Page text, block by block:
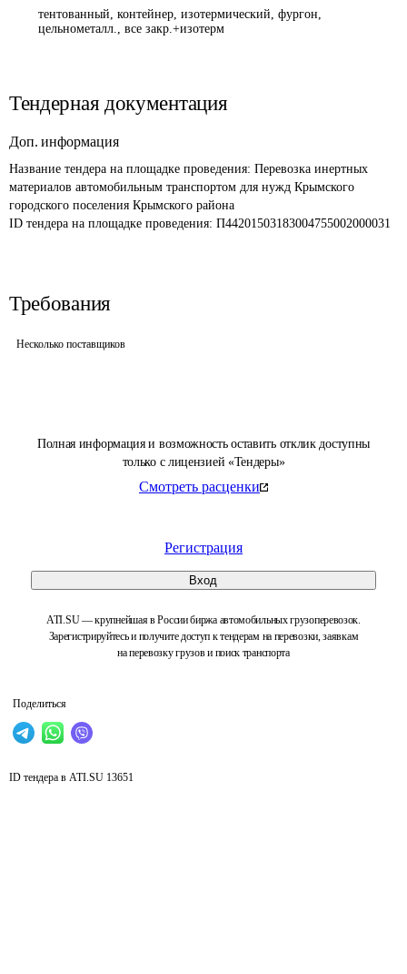
Полная информация и возможность оставить отклик доступны
только с лицензией «Тендеры»
Смотреть расценки
Регистрация
Вход
ATI.SU — крупнейшая в России биржа автомобильных грузоперевозок.
Зарегистрируйтесь и получите доступ к тендерам на перевозки, заявкам
на перевозку грузов и поиск транспорта
Поделиться
тентованный, контейнер, изотермический, фургон,
цельнометалл., все закр.+изотерм
Тендерная документация
Доп. информация
Название тендера на площадке проведения: Перевозка инертных
материалов автомобильным транспортом для нужд Крымского
городского поселения Крымского района
ID тендера на площадке проведения: П44201503183004755002000031
Требования
Несколько поставщиков
ID тендера в ATI.SU 13651